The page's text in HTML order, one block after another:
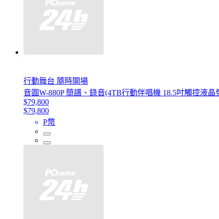
行動舞台 隨時開場
音圓W-880P 簡譜、錄音(4TB行動伴唱機 18.5吋觸控液晶
$79,800
$79,800
P幣